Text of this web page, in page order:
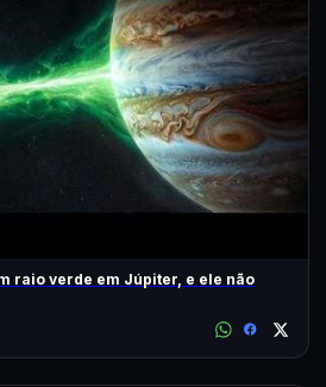
raio verde em Júpiter, e ele não